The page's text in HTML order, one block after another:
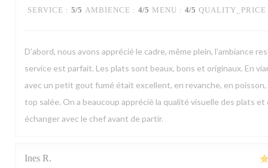
SERVICE : 5/5 AMBIENCE : 4/5 MENU : 4/5 QUALITY_PRICE
D'abord, nous avons apprécié le cadre, même plein, l'ambiance
service est parfait. Les plats sont beaux, bons et originaux. En
avec un petit gout fumé était excellent, en revanche, en
top salée. On a beaucoup apprécié la qualité visuelle des plats et
échanger avec le chef avant de partir.
Ines R